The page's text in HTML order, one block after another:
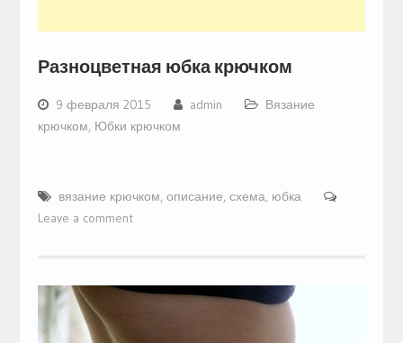
Разноцветная юбка крючком
9 февраля 2015 admin
Вязание
крючком, Юбки крючком
вязание крючком, описание, схема, юбка
Leave a comment